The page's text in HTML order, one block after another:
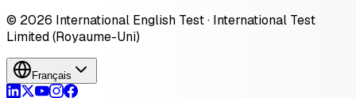
© 2026 International English Test · International Test
Limited (Royaume-Uni)
Français